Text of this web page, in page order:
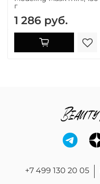
г
1 286 руб.
+7 499 130 20 05